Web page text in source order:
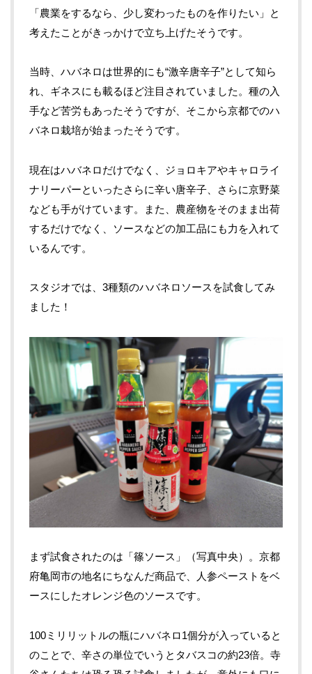
「農業をするなら、少し変わったものを作りたい」と
考えたことがきっかけで立ち上げたそうです。
当時、ハバネロは世界的にも“激辛唐辛子”として知ら
れ、ギネスにも載るほど注目されていました。種の入
手など苦労もあったそうですが、そこから京都でのハ
バネロ栽培が始まったそうです。
現在はハバネロだけでなく、ジョロキアやキャロライ
ナリーパーといったさらに辛い唐辛子、さらに京野菜
なども手がけています。また、農産物をそのまま出荷
するだけでなく、ソースなどの加工品にも力を入れて
いるんです。
スタジオでは、3種類のハバネロソースを試食してみ
ました！
まず試食されたのは「篠ソース」（写真中央）。京都
府亀岡市の地名にちなんだ商品で、人参ペーストをベ
ースにしたオレンジ色のソースです。
100ミリリットルの瓶にハバネロ1個分が入っていると
のことで、辛さの単位でいうとタバスコの約23倍。寺